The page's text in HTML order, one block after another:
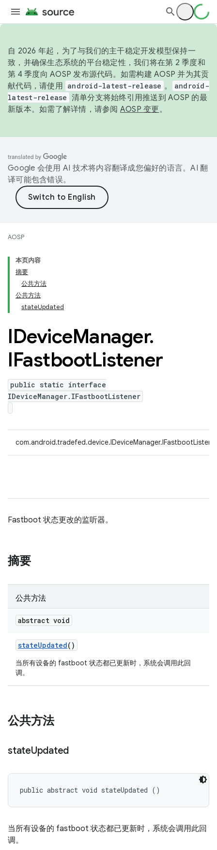
自 2026 年起，为了与我们的主干稳定开发模型保持一
致，并确保生态系统的平台稳定性，我们将在第 2 季度和
第 4 季度向 AOSP 发布源代码。如需构建 AOSP 并为其贡
献代码，请使用 android-latest-release 。
android-
latest-release 清单分支将始终引用推送到 AOSP 的最
新版本。如需了解详情，请参阅 AOSP 变更。
Google 会使用 AI 技术将内容翻译成您偏好的语言。AI 翻
译可能包含错误。
AOSP
本页内容
摘要
公共方法
公共方法
stateUpdated
IDeviceManager.
IFastbootListener
public static interface
IDeviceManager.IFastbootListener
Fastboot 状态更改的监听器。
摘要
公共方法
abstract void
stateUpdated()
当所有设备的 fastboot 状态都已更新时，系统会调用此回
调。
公共方法
stateUpdated
public abstract void stateUpdated ()
当所有设备的 fastboot 状态都已更新时，系统会调用此回
调。